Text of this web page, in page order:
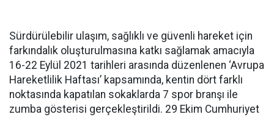
Sürdürülebilir ulaşım, sağlıklı ve güvenli hareket için
farkındalık oluşturulmasına katkı sağlamak amacıyla
16-22 Eylül 2021 tarihleri arasında düzenlenen ‘Avrupa
Hareketlilik Haftası’ kapsamında, kentin dört farklı
noktasında kapatılan sokaklarda 7 spor branşı ile
zumba gösterisi gerçekleştirildi. 29 Ekim Cumhuriyet